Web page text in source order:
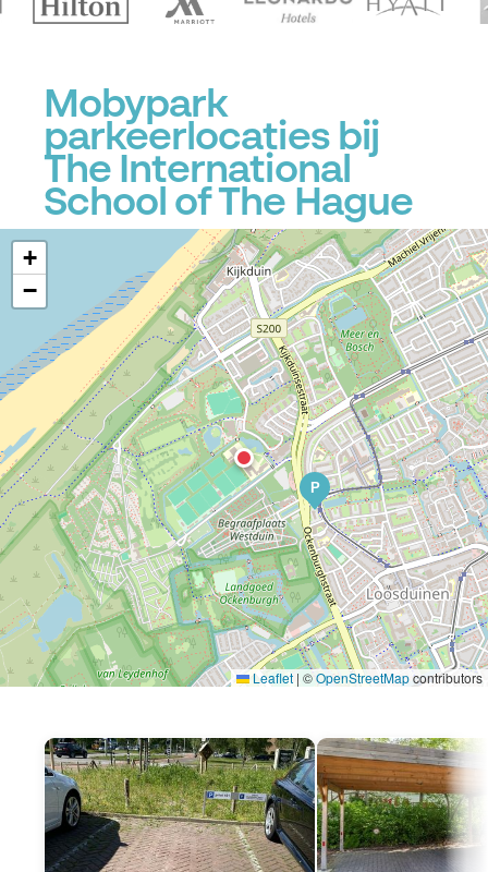
Mobypark
parkeerlocaties bij
The International
School of The Hague
P
+
−
Leaflet | ©OpenStreetMapcontributors